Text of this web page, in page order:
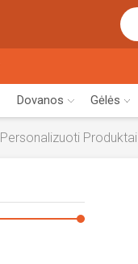
Dovanos Gėlės
Personalizuoti Produktai